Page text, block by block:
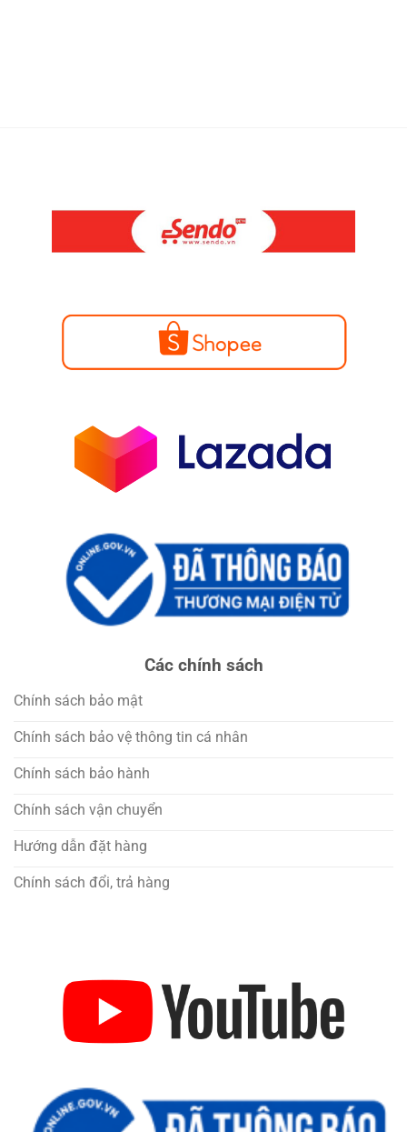
Các chính sách
Chính sách bảo mật
Chính sách bảo vệ thông tin cá nhân
Chính sách bảo hành
Chính sách vận chuyển
Hướng dẫn đặt hàng
Chính sách đổi, trả hàng